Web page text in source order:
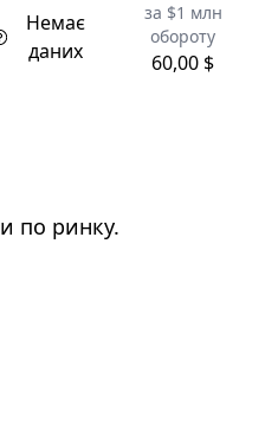
Немає
даних
за $1 млн
обороту
60,00 $
по ринку.